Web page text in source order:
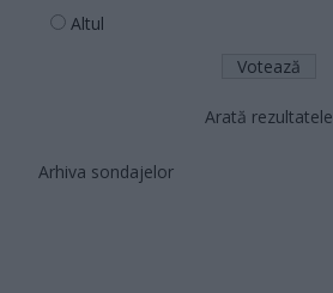
Altul
Arată rezultatele
Arhiva sondajelor